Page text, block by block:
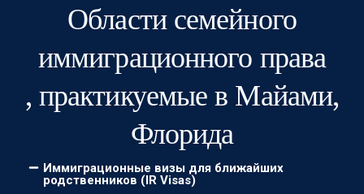
Области семейного
иммиграционного права
, практикуемые в Майами,
Флорида
Иммиграционные визы для ближайших
родственников (IR Visas)